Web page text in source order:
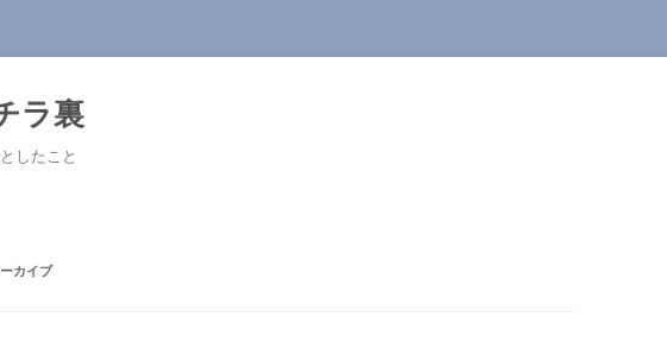
ラ裏
したこと
カイブ